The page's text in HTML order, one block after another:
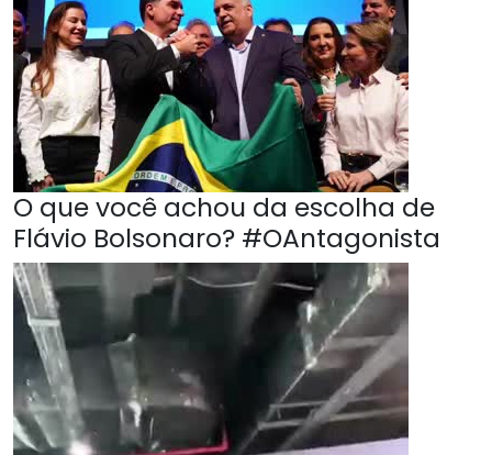
O que você achou da escolha de
Flávio Bolsonaro? #OAntagonista